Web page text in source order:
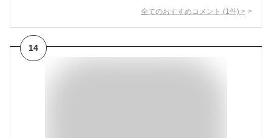
全てのおすすめコメント (1 件) >
14